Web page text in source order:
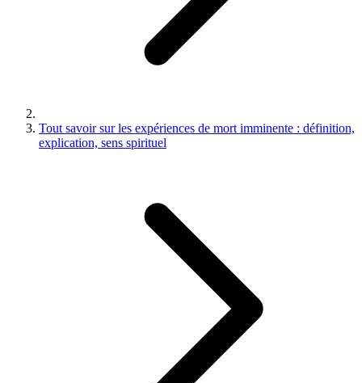
Tout savoir sur les expériences de mort imminente : définition,
explication, sens spirituel